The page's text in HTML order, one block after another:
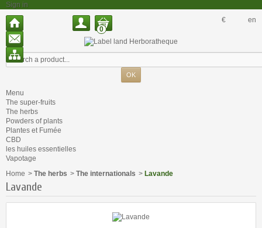
Sign in
€
en
0
Menu
The super-fruits
The herbs
Powders of plants
Plantes et Fumée
CBD
les huiles essentielles
Vapotage
Home > The herbs > The internationals > Lavande
Lavande